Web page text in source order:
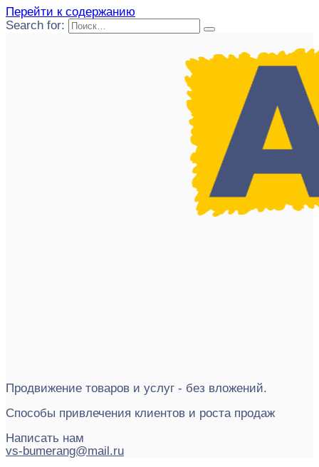
Перейти к содержанию
Search for:
Продвижение товаров и услуг - без вложений.
Способы привлечения клиентов и роста продаж
Написать нам
vs-bumerang@mail.ru